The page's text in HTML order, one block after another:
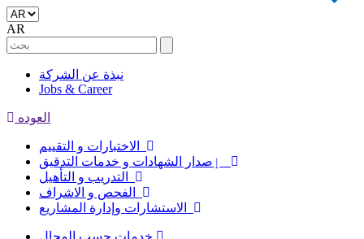
AR
نبذة عن الشركة
Jobs & Career
العوده